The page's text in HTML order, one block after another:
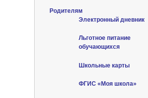
Родителям
Электронный дневник
Льготное питание
обучающихся
Школьные карты
ФГИС «Моя школа»